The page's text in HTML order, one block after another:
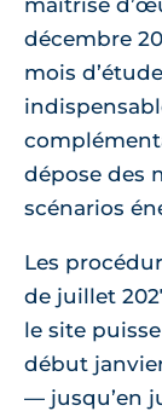
décembre
mois
dépose des
scénarios
Les
de juillet
le site
début
— jusqu’en